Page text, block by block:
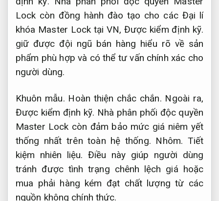
Lock còn đồng hành đào tạo cho các Đại lí
khóa Master Lock tại VN,Được kiểm định kỹ.
giữ được đội ngũ bán hàng hiểu rõ về sản
phẩm phù hợp và có thể tư vấn chính xác cho
người dùng.
Khuôn mẫu. Hoàn thiện chắc chắn. Ngoài ra,
Được kiểm định kỹ. Nhà phân phối độc quyền
Master Lock còn đảm bảo mức giá niêm yết
thống nhất trên toàn hệ thống. Nhôm. Tiết
kiệm nhiên liệu. Điều này giúp người dùng
tránh được tình trạng chênh lệch giá hoặc
mua phải hàng kém đạt chất lượng từ các
nguồn không chính thức.